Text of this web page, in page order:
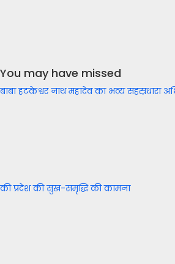
You may have missed
बाबा हटकेश्वर नाथ महादेव का भव्य सहस्रधारा
की प्रदेश की सुख-समृद्धि की कामना